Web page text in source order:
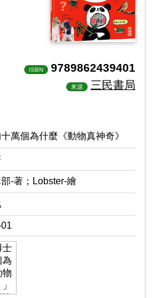
ISBN 9789862439401
來源 三民書局
萬個為什麼《動物真神奇》
-著；Lobster-繪